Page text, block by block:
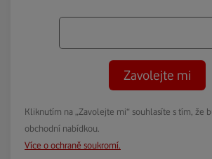
Zavolejte mi
Kliknutím na „Zavolejte mi“ souhlasíte s tím, že
obchodní nabídkou.
Více o ochraně soukromí.